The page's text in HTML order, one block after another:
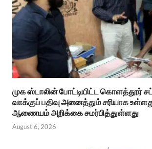
முக ஸ்டாலின் போட்டியிட்ட கொளத்தூர்
வாக்குப் பதிவு அனைத்தும் சரியாக
ஆணையம் அறிக்கை சமர்பித்துள்ளது
August 6, 2026